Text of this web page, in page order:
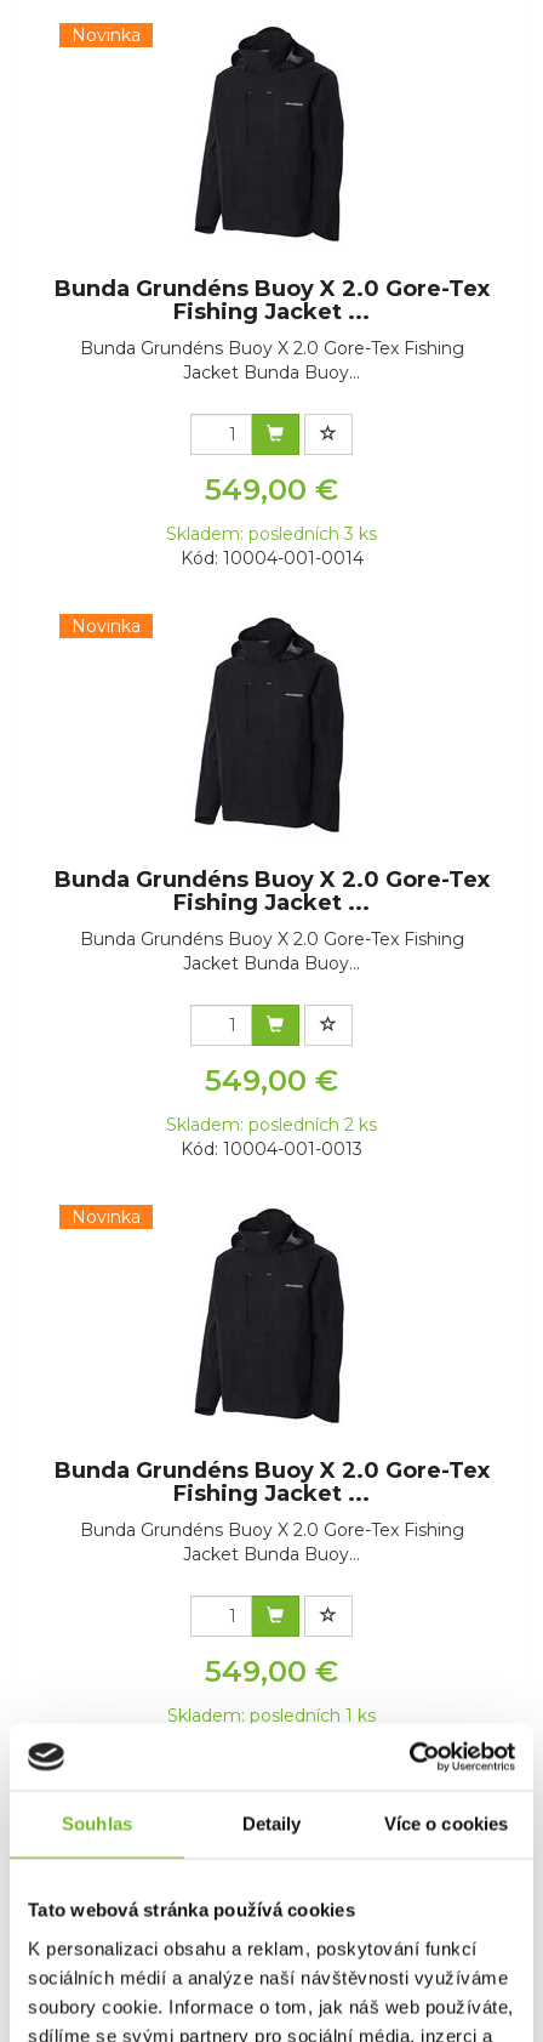
Souhlas Detaily Více o cookies
Tato webová stránka používá cookies
K personalizaci obsahu a reklam, poskytování funkcí
sociálních médií a analýze naší návštěvnosti využíváme
soubory cookie. Informace o tom, jak náš web používáte,
sdílíme se svými partnery pro sociální média, inzerci a
Novinka
Bunda Grundéns Buoy X 2.0 Gore-Tex
Fishing Jacket ...
Bunda Grundéns Buoy X 2.0 Gore-Tex Fishing
Jacket Bunda Buoy...
549,00 €
Skladem: posledních 3 ks
Kód: 10004-001-0014
Novinka
Bunda Grundéns Buoy X 2.0 Gore-Tex
Fishing Jacket ...
Bunda Grundéns Buoy X 2.0 Gore-Tex Fishing
Jacket Bunda Buoy...
549,00 €
Skladem: posledních 2 ks
Kód: 10004-001-0013
Novinka
Bunda Grundéns Buoy X 2.0 Gore-Tex
Fishing Jacket ...
Bunda Grundéns Buoy X 2.0 Gore-Tex Fishing
Jacket Bunda Buoy...
549,00 €
Skladem: posledních 1 ks